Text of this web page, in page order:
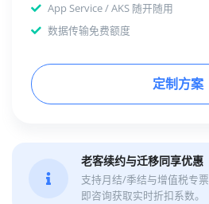
App Service / AKS 随开随用
数据传输免费额度
定制方案
老客续约与迁移同享优惠
支持月结/季结与增值税专
即咨询获取实时折扣系数。